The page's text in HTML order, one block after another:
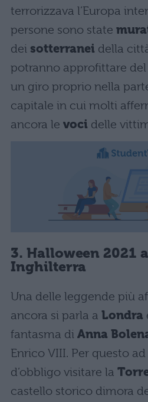
terrorizzava l’Europa
persone sono state
dei sotterranei della
potranno approfittare
un giro proprio nella
capitale in cui molti
ancora le voci delle
3. Halloween 2021
Inghilterra
Una delle leggende più
ancora si parla a Londra
fantasma di Anna
Enrico VIII. Per questo
d’obbligo visitare la
castello storico dimora